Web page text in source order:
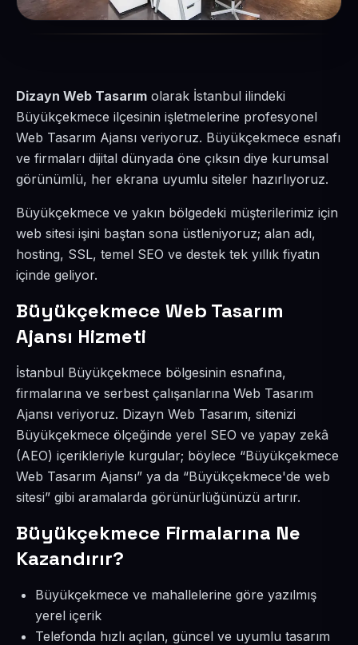
Dizayn Web Tasarım olarak İstanbul ilindeki
Büyükçekmece ilçesinin işletmelerine profesyonel
Web Tasarım Ajansı veriyoruz. Büyükçekmece esnafı
ve firmaları dijital dünyada öne çıksın diye kurumsal
görünümlü, her ekrana uyumlu siteler hazırlıyoruz.
Büyükçekmece ve yakın bölgedeki müşterilerimiz için
web sitesi işini baştan sona üstleniyoruz; alan adı,
hosting, SSL, temel SEO ve destek tek yıllık fiyatın
içinde geliyor.
Büyükçekmece Web Tasarım
Ajansı Hizmeti
İstanbul Büyükçekmece bölgesinin esnafına,
firmalarına ve serbest çalışanlarına Web Tasarım
Ajansı veriyoruz. Dizayn Web Tasarım, sitenizi
Büyükçekmece ölçeğinde yerel SEO ve yapay zekâ
(AEO) içerikleriyle kurgular; böylece “Büyükçekmece
Web Tasarım Ajansı” ya da “Büyükçekmece'de web
sitesi” gibi aramalarda görünürlüğünüzü artırır.
Büyükçekmece Firmalarına Ne
Kazandırır?
Büyükçekmece ve mahallelerine göre yazılmış
yerel içerik
Telefonda hızlı açılan, güncel ve uyumlu tasarım